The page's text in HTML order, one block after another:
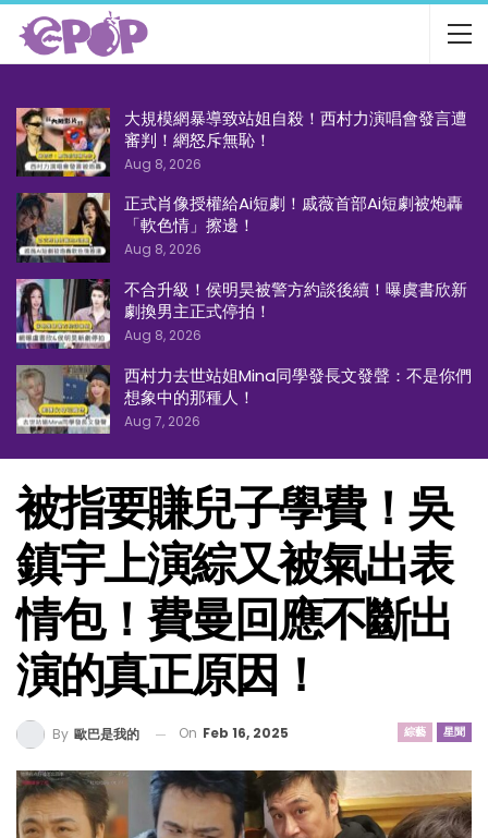
大規模網暴導致站姐自殺！西村力演唱會發言遭
審判！網怒斥無恥！
Aug 8, 2026
正式肖像授權給Ai短劇！戚薇首部Ai短劇被炮轟
「軟色情」擦邊！
Aug 8, 2026
不合升級！侯明昊被警方約談後續！曝虞書欣新
劇換男主正式停拍！
Aug 8, 2026
西村力去世站姐Mina同學發長文發聲：不是你們
想象中的那種人！
Aug 7, 2026
被指要賺兒子學費！吳
鎮宇上演綜又被氣出表
情包！費曼回應不斷出
演的真正原因！
綜藝 星聞
By 歐巴是我的 On Feb 16, 2025